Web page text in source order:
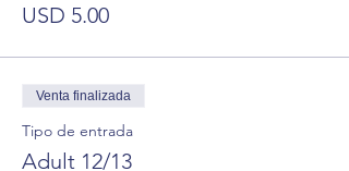
USD 5.00
Venta finalizada
Tipo de entrada
Adult 12/13